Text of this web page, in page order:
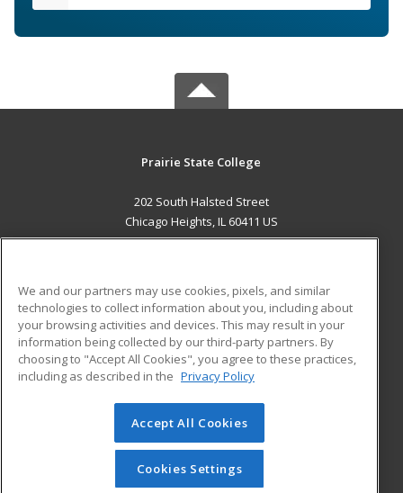
Prairie State College
202 South Halsted Street
Chicago Heights, IL 60411 US
ADDITIONAL RESOURCES
Military
Financial Assistance
Help
Student Blog
© 2026 ed2go, a division of Cengage Learning. All rights
reserved. The material on this site cannot be reproduced or
redistributed unless you have obtained prior written
permission from Cengage Learning.Privacy Policy
We and our partners may use cookies, pixels, and similar
technologies to collect information about you, including about
your browsing activities and devices. This may result in your
information being collected by our third-party partners. By
choosing to "Accept All Cookies", you agree to these practices,
including as described in the Privacy Policy
Accept All Cookies
Cookies Settings